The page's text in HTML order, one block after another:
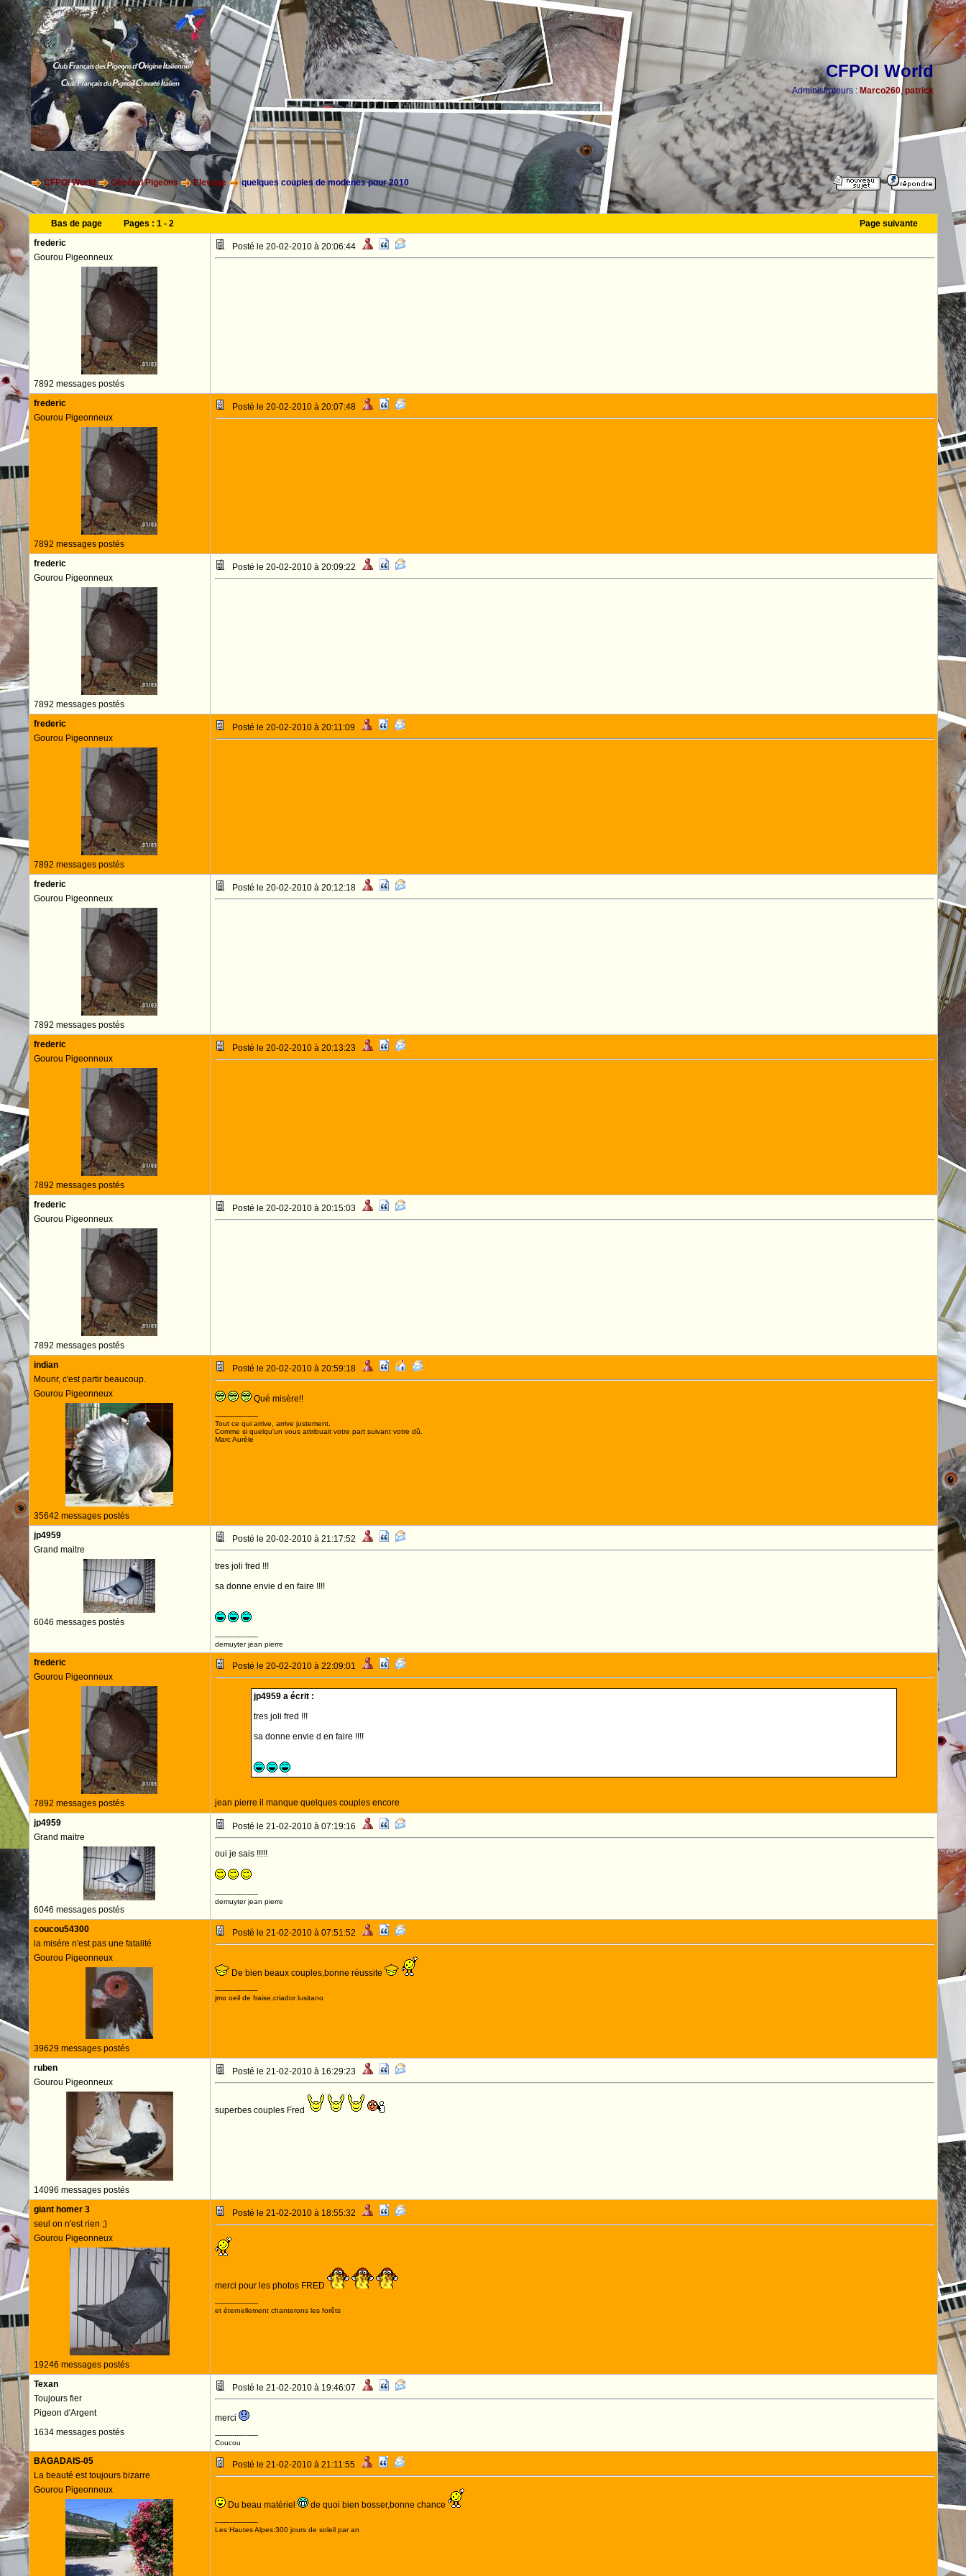
CFPOI World
Administrateurs : Marco260, patrick
CFPOI World Général Pigeons Elevage quelques couples de modenes pour 2010
Bas de page Pages : 1- 2
Page suivante
frederic
Gourou Pigeonneux
7892 messages postés
Posté le 20-02-2010 à 20:06:44
frederic
Gourou Pigeonneux
7892 messages postés
Posté le 20-02-2010 à 20:07:48
frederic
Gourou Pigeonneux
7892 messages postés
Posté le 20-02-2010 à 20:09:22
frederic
Gourou Pigeonneux
7892 messages postés
Posté le 20-02-2010 à 20:11:09
frederic
Gourou Pigeonneux
7892 messages postés
Posté le 20-02-2010 à 20:12:18
frederic
Gourou Pigeonneux
7892 messages postés
Posté le 20-02-2010 à 20:13:23
frederic
Gourou Pigeonneux
7892 messages postés
Posté le 20-02-2010 à 20:15:03
indian
Mourir, c'est partir beaucoup.
Gourou Pigeonneux
35642 messages postés
Posté le 20-02-2010 à 20:59:18
Qué misère!!
--------------------
Tout ce qui arrive, arrive justement.
Comme si quelqu'un vous attribuait votre part suivant votre dû.
Marc Aurèle
jp4959
Grand maitre
6046 messages postés
Posté le 20-02-2010 à 21:17:52
tres joli fred !!!
sa donne envie d en faire !!!!
--------------------
demuyter jean pierre
frederic
Gourou Pigeonneux
7892 messages postés
Posté le 20-02-2010 à 22:09:01
jp4959 a écrit :
tres joli fred !!!
sa donne envie d en faire !!!!
jean pierre il manque quelques couples encore
jp4959
Grand maitre
6046 messages postés
Posté le 21-02-2010 à 07:19:16
oui je sais !!!!!
--------------------
demuyter jean pierre
coucou54300
la misére n'est pas une fatalité
Gourou Pigeonneux
39629 messages postés
Posté le 21-02-2010 à 07:51:52
De bien beaux couples,bonne réussite
--------------------
jmo oeil de fraise,criador lusitano
ruben
Gourou Pigeonneux
14096 messages postés
Posté le 21-02-2010 à 16:29:23
superbes couples Fred
giant homer 3
seul on n'est rien ;)
Gourou Pigeonneux
19246 messages postés
Posté le 21-02-2010 à 18:55:32
merci pour les photos FRED
--------------------
et éternellement chanterons les forêts
Texan
Toujours fier
Pigeon d'Argent
1634 messages postés
Posté le 21-02-2010 à 19:46:07
merci
--------------------
Coucou
BAGADAIS-05
La beauté est toujours bizarre
Gourou Pigeonneux
Posté le 21-02-2010 à 21:11:55
Du beau matériel de quoi bien bosser,bonne chance
--------------------
Les Hautes Alpes:300 jours de soleil par an